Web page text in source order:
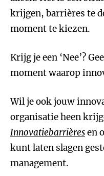
krijgen, barrières te
moment te kiezen.
Krijg je een ‘Nee’?
moment waarop
Wil je ook jouw
organisatie heen
Innovatiebarrièresen
kunt laten slagen
management.